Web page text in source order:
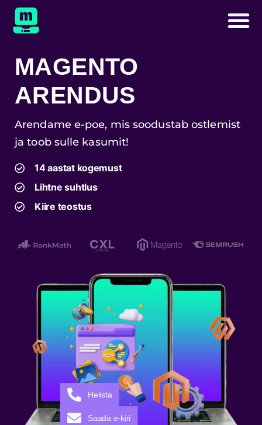
MAGENTO
ARENDUS
Arendame e-poe, mis soodustab ostlemist
ja toob sulle kasumit!
14 aastat kogemust
Lihtne suhtlus
Kiire teostus
Helista
Saada e-kiri